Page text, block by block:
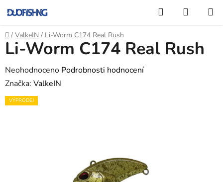
na
obsah
Hledat
KOŠÍK
Domů
/ ValkeIN / Li-Worm C174 Real Rush
Li-Worm C174 Real Rush
Průměrné
hodnocení
produktu
Neohodnoceno Podrobnosti hodnocení
Značka: ValkeIN
VÝPRODEJ